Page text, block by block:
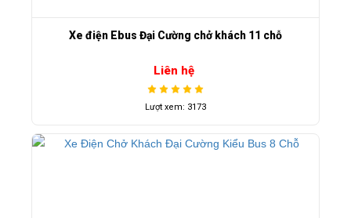
Xe điện Ebus Đại Cường chở khách 11 chỗ
Liên hệ
Lượt xem: 3173